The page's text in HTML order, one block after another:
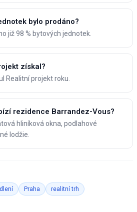
bylo prodáno?
již 98 % bytových jednotek.
získal?
Realitní projekt roku.
rezidence Barrandez-Vous?
hliníková okna, podlahové
lodžie.
Praha realitní trh